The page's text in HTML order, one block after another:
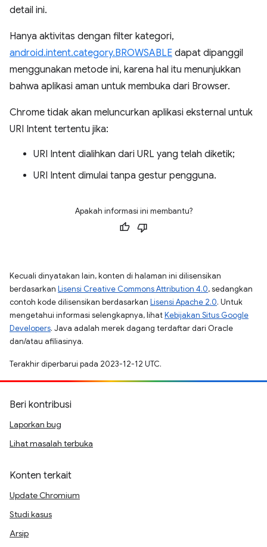
detail ini.
Hanya aktivitas dengan filter kategori,
android.intent.category.BROWSABLE dapat dipanggil
menggunakan metode ini, karena hal itu menunjukkan
bahwa aplikasi aman untuk membuka dari Browser.
Chrome tidak akan meluncurkan aplikasi eksternal untuk
URI Intent tertentu jika:
URI Intent dialihkan dari URL yang telah diketik;
URI Intent dimulai tanpa gestur pengguna.
Apakah informasi ini membantu?
Kecuali dinyatakan lain, konten di halaman ini dilisensikan
berdasarkan Lisensi Creative Commons Attribution 4.0, sedangkan
contoh kode dilisensikan berdasarkan Lisensi Apache 2.0. Untuk
mengetahui informasi selengkapnya, lihatKebijakan Situs Google
Developers. Java adalah merek dagang terdaftar dari Oracle
dan/atau afiliasinya.
Terakhir diperbarui pada 2023-12-12 UTC.
Beri kontribusi
Laporkan bug
Lihat masalah terbuka
Konten terkait
Update Chromium
Studi kasus
Arsip